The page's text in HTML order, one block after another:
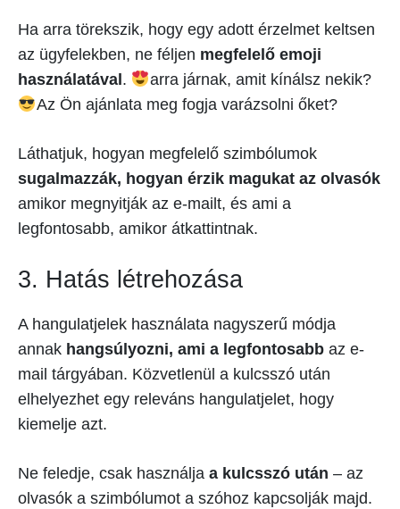
Ha arra törekszik, hogy egy adott érzelmet keltsen
az ügyfelekben, ne féljen megfelelő emoji
használatával .
arra járnak, amit kínálsz nekik?
Az Ön ajánlata meg fogja varázsolni őket?
Láthatjuk, hogyan megfelelő szimbólumok
sugalmazzák, hogyan érzik magukat az olvasók
amikor megnyitják az e-mailt, és ami a
legfontosabb, amikor átkattintnak.
3. Hatás létrehozása
A hangulatjelek használata nagyszerű módja
annak hangsúlyozni, ami a legfontosabb az e-
mail tárgyában. Közvetlenül a kulcsszó után
elhelyezhet egy releváns hangulatjelet, hogy
kiemelje azt.
Ne feledje, csak használja a kulcsszó után – az
olvasók a szimbólumot a szóhoz kapcsolják majd.